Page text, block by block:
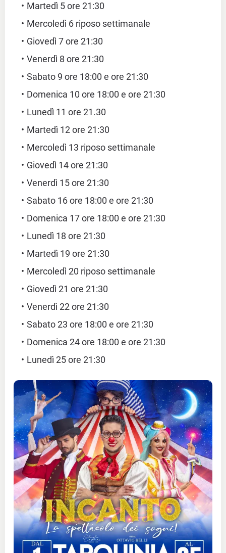
Martedì 5 ore 21:30
Mercoledì 6 riposo settimanale
Giovedì 7 ore 21:30
Venerdì 8 ore 21:30
Sabato 9 ore 18:00 e ore 21:30
Domenica 10 ore 18:00 e ore 21:30
Lunedì 11 ore 21.30
Martedì 12 ore 21:30
Mercoledì 13 riposo settimanale
Giovedì 14 ore 21:30
Venerdì 15 ore 21:30
Sabato 16 ore 18:00 e ore 21:30
Domenica 17 ore 18:00 e ore 21:30
Lunedì 18 ore 21:30
Martedì 19 ore 21:30
Mercoledì 20 riposo settimanale
Giovedì 21 ore 21:30
Venerdì 22 ore 21:30
Sabato 23 ore 18:00 e ore 21:30
Domenica 24 ore 18:00 e ore 21:30
Lunedì 25 ore 21:30